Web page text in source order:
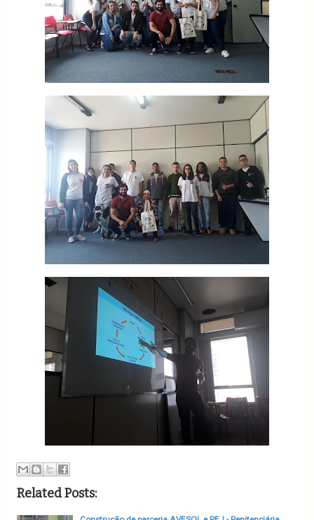
Related Posts: